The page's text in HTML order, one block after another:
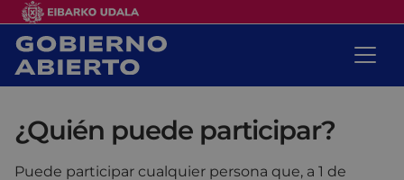
¿Quién puede participar?
Puede participar cualquier persona que, a 1 de